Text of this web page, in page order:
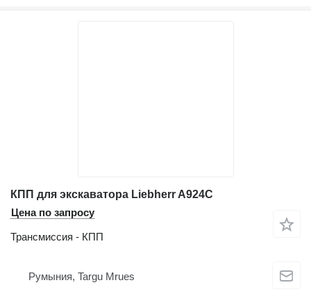
КПП для экскаватора Liebherr A924C
Цена по запросу
Трансмиссия - КПП
Румыния, Targu Mrues